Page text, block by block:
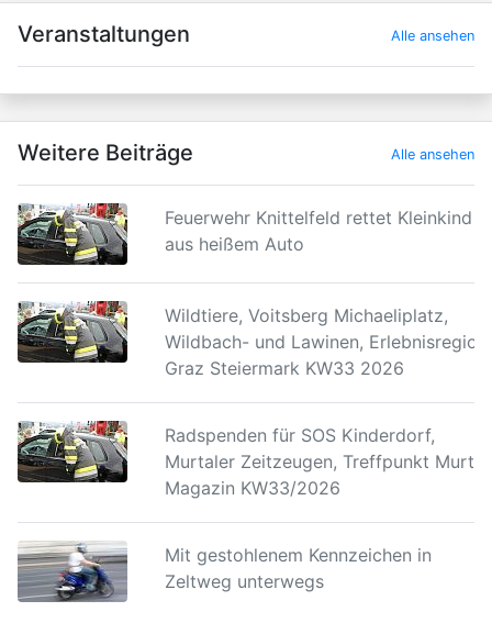
×
Veranstaltungen Alle ansehen
Weitere Beiträge Alle ansehen
Feuerwehr Knittelfeld rettet Kleinkind
aus heißem Auto
Wildtiere, Voitsberg Michaeliplatz,
Wildbach- und Lawinen, Erlebnisregion
Graz Steiermark KW33 2026
Radspenden für SOS Kinderdorf,
Murtaler Zeitzeugen, Treffpunkt Murtal
Magazin KW33/2026
Mit gestohlenem Kennzeichen in
Zeltweg unterwegs